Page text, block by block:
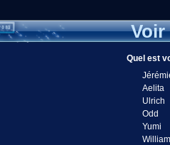
Voir
Quel est
Aelita
Ulrich
Odd
Yumi
William